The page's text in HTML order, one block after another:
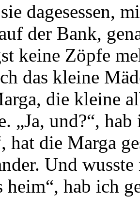
dagesessen,
der Bank,
keine Zöpfe
das kleine
die kleine
„Ja, und?“,
hat die Marga
Und
heim“, hab ich